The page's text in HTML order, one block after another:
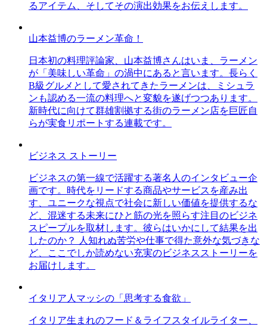
るアイテム、そしてその演出効果をお伝えします。
山本益博のラーメン革命！
日本初の料理評論家、山本益博さんはいま、ラーメン
が「美味しい革命」の渦中にあると言います。長らく
B級グルメとして愛されてきたラーメンは、ミシュラ
ンも認める一流の料理へと変貌を遂げつつあります。
新時代に向けて群雄割拠する街のラーメン店を巨匠自
らが実食リポートする連載です。
ビジネス ストーリー
ビジネスの第一線で活躍する著名人のインタビュー企
画です。時代をリードする商品やサービスを産み出
す、ユニークな視点で社会に新しい価値を提供するな
ど、混迷する未来にひと筋の光を照らす注目のビジネ
スピープルを取材します。彼らはいかにして結果を出
したのか？ 人知れぬ苦労や仕事で得た意外な気づきな
ど、ここでしか読めない充実のビジネスストーリーを
お届けします。
イタリア人マッシの「思考する食欲」
イタリア生まれのフード＆ライフスタイルライター、